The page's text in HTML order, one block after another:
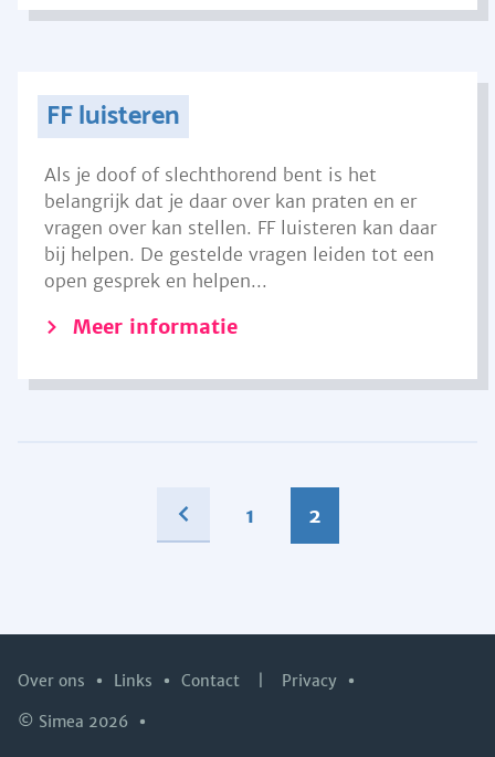
FF luisteren
Als je doof of slechthorend bent is het
belangrijk dat je daar over kan praten en er
vragen over kan stellen. FF luisteren kan daar
bij helpen. De gestelde vragen leiden tot een
open gesprek en helpen...
Meer informatie
1 2
Over ons Links Contact Privacy
© Simea 2026